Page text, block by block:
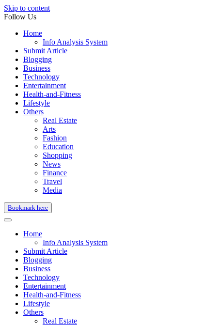
Skip to content
Follow Us
Home
Info Analysis System
Submit Article
Blogging
Business
Technology
Entertainment
Health-and-Fitness
Lifestyle
Others
Real Estate
Arts
Fashion
Education
Shopping
News
Finance
Travel
Media
Bookmark here
Home
Info Analysis System
Submit Article
Blogging
Business
Technology
Entertainment
Health-and-Fitness
Lifestyle
Others
Real Estate